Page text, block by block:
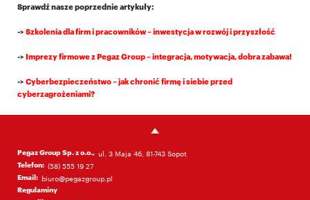
Sprawdź nasze poprzednie artykuły:
-> Szkolenia dla firm i pracowników – inwestycja w rozwój i przyszłość
-> Imprezy firmowe z Pegaz Group – integracja, motywacja, dobra zabawa!
-> Cyberbezpieczeństwo – jak chronić firmę i siebie przed
cyberzagrożeniami?
Pegaz Group Sp. z o.o., ul. 3 Maja 46, 81-743 Sopot
Telefon: (58) 555 19 27
Email: biuro@pegazgroup.pl
Regulaminy